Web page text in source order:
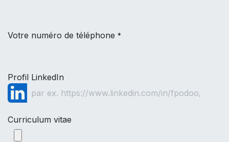
Votre numéro de téléphone *
Profil LinkedIn
Curriculum vitae